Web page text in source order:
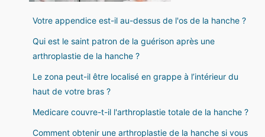
Votre appendice est-il au-dessus de l'os de la hanche ?
Qui est le saint patron de la guérison après une
arthroplastie de la hanche ?
Le zona peut-il être localisé en grappe à l’intérieur du
haut de votre bras ?
Medicare couvre-t-il l'arthroplastie totale de la hanche ?
Comment obtenir une arthroplastie de la hanche si vous